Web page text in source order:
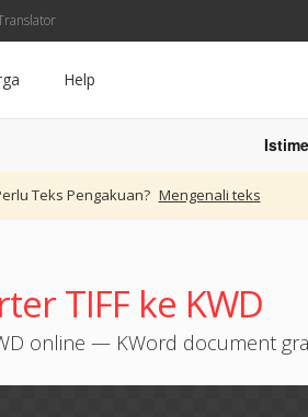
Help
Teks Pengakuan? Mengenali teks
TIFF ke KWD
online — KWord document